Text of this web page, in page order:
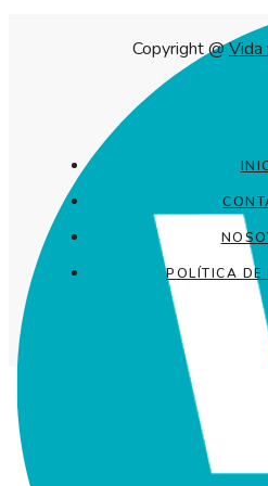
Copyright @Vida
POLÍTICA DE